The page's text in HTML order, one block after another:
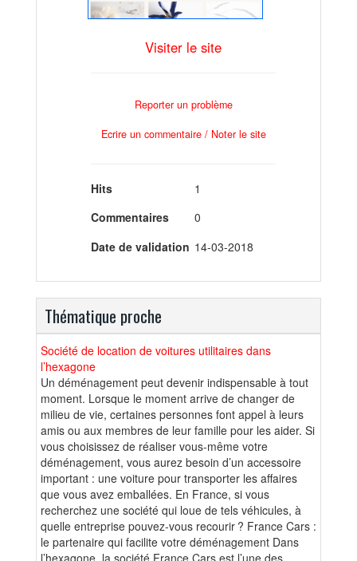
Visiter le site
Reporter un problème
Ecrire un commentaire / Noter le site
Hits
1
Commentaires
0
Date de validation 14-03-2018
Thématique proche
Société de location de voitures utilitaires dans
l’hexagone
Un déménagement peut devenir indispensable à tout
moment. Lorsque le moment arrive de changer de
milieu de vie, certaines personnes font appel à leurs
amis ou aux membres de leur famille pour les aider. Si
vous choisissez de réaliser vous-même votre
déménagement, vous aurez besoin d’un accessoire
important : une voiture pour transporter les affaires
que vous avez emballées. En France, si vous
recherchez une société qui loue de tels véhicules, à
quelle entreprise pouvez-vous recourir ? France Cars :
le partenaire qui facilite votre déménagement Dans
l’hexagone, la société France Cars est l’une des